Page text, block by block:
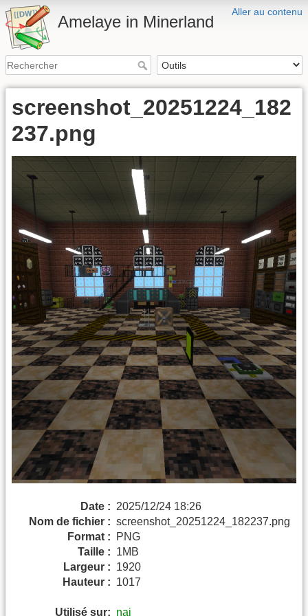
Aller au contenu
Amelaye in Minerland
screenshot_20251224_182
237.png
Date : 2025/12/24 18:26
Nom de fichier : screenshot_20251224_182237.png
Format :
PNG
Taille : 1MB
Largeur : 1920
Hauteur : 1017
Utilisé sur: naj